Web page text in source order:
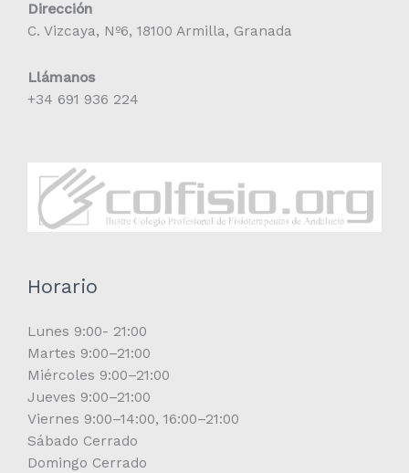
Dirección
C. Vizcaya, Nº6, 18100 Armilla, Granada
Llámanos
+34 691 936 224
Horario
Lunes 9:00- 21:00
Martes 9:00–21:00
Miércoles 9:00–21:00
Jueves 9:00–21:00
Viernes 9:00–14:00, 16:00–21:00
Sábado Cerrado
Domingo Cerrado